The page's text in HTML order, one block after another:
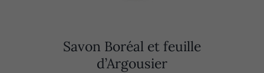
Savon Boréal et feuille
d’Argousier